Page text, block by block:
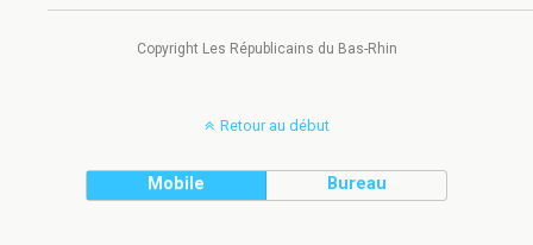
Copyright Les Républicains du Bas-Rhin
Retour au début
Mobile Bureau